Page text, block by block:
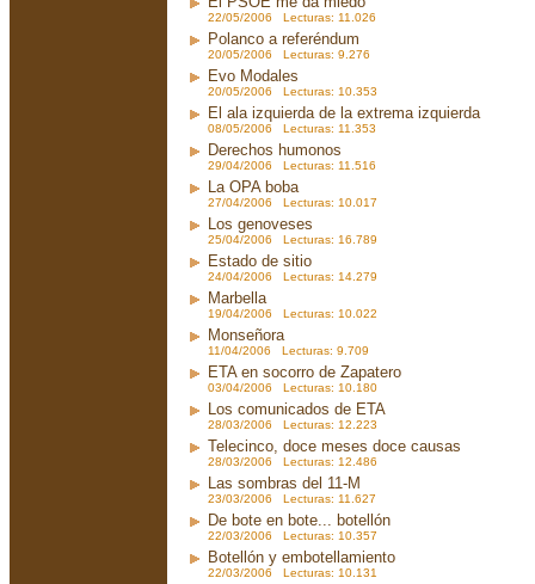
22/05/2006 Lecturas: 11.026
Polanco a referéndum
20/05/2006 Lecturas: 9.276
Evo Modales
20/05/2006 Lecturas: 10.353
El ala izquierda de la extrema izquierda
08/05/2006 Lecturas: 11.353
Derechos humonos
29/04/2006 Lecturas: 11.516
La OPA boba
27/04/2006 Lecturas: 10.017
Los genoveses
25/04/2006 Lecturas: 16.789
Estado de sitio
24/04/2006 Lecturas: 14.279
Marbella
19/04/2006 Lecturas: 10.022
Monseñora
11/04/2006 Lecturas: 9.709
ETA en socorro de Zapatero
03/04/2006 Lecturas: 10.180
Los comunicados de ETA
28/03/2006 Lecturas: 12.223
Telecinco, doce meses doce causas
28/03/2006 Lecturas: 12.486
Las sombras del 11-M
23/03/2006 Lecturas: 11.627
De bote en bote... botellón
22/03/2006 Lecturas: 10.357
Botellón y embotellamiento
22/03/2006 Lecturas: 10.131